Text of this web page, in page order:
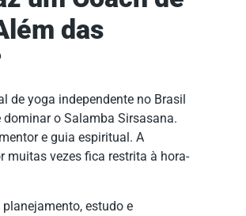
das
de yoga independente no Brasil
dominar o Salamba Sirsasana.
e guia espiritual. A
muitas vezes fica restrita à hora-
estudo e